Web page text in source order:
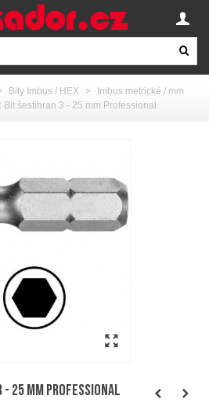
Bity Imbus / HEX >
Imbus metrické / mm
Bit šestihran 3 - 25 mm Professional
- 25 mm Professional